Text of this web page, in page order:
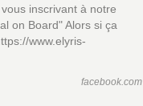
inscrivant à notre
on Board" Alors si ça
www.elyris-
facebook.com